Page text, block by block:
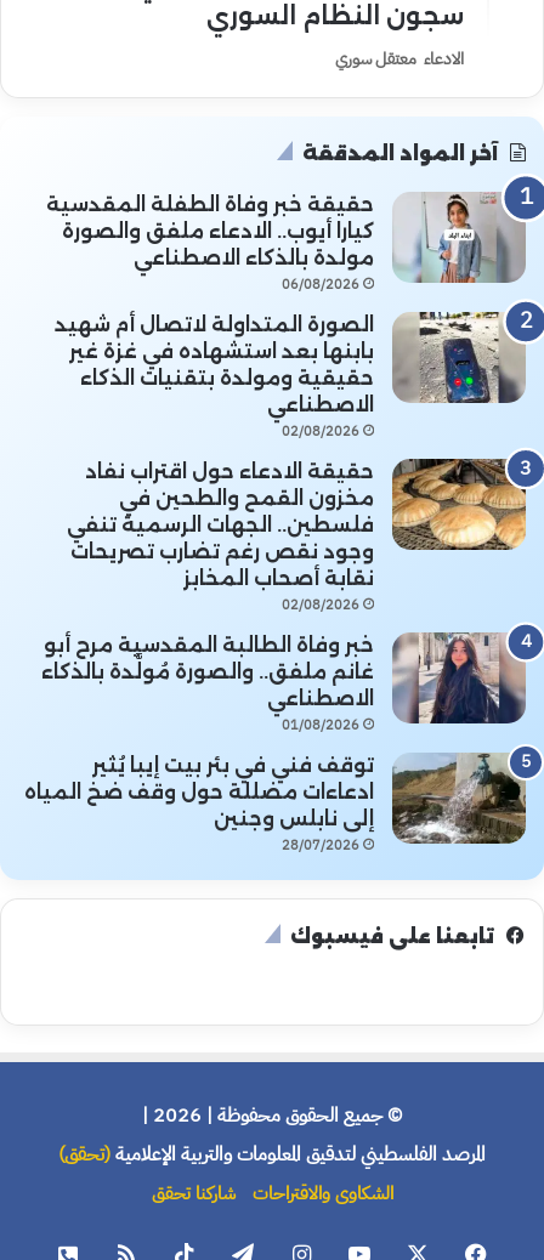
سجون النظام السوري
الادعاء معتقل سوري
آخر المواد المدققة
حقيقة خبر وفاة الطفلة المقدسية
كيارا أيوب.. الادعاء ملفق والصورة
مولدة بالذكاء الاصطناعي
06/08/2026
الصورة المتداولة لاتصال أم شهيد
بابنها بعد استشهاده في غزة غير
حقيقية ومولدة بتقنيات الذكاء
الاصطناعي
02/08/2026
حقيقة الادعاء حول اقتراب نفاد
مخزون القمح والطحين في
فلسطين.. الجهات الرسمية تنفي
وجود نقص رغم تضارب تصريحات
نقابة أصحاب المخابز
02/08/2026
خبر وفاة الطالبة المقدسية مرح أبو
غانم ملفق.. والصورة مُولَّدة بالذكاء
الاصطناعي
01/08/2026
توقف فني في بئر بيت إيبا يُثير
ادعاءات مضللة حول وقف ضخ المياه
إلى نابلس وجنين
28/07/2026
تابعنا على فيسبوك
© جميع الحقوق محفوظة | 2026 |
المرصد الفلسطيني لتدقيق المعلومات والتربية الإعلامية(تحقق)
الشكاوى والاقتراحات شاركنا تحقق